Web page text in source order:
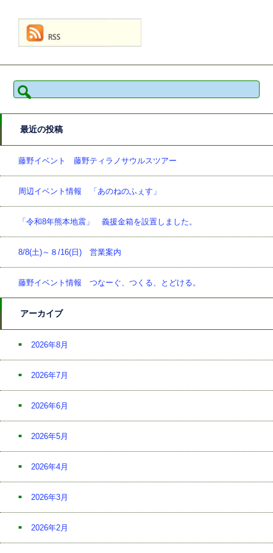
検
索:
最近の投稿
藤野イベント 藤野ティラノサウルスツアー
周辺イベント情報 「あのねのふぇす」
「令和8年熊本地震」 義援金箱を設置しました。
8/8(土)～８/16(日) 営業案内
藤野イベント情報 つなーぐ、つくる、とどける。
アーカイブ
2026年8月
2026年7月
2026年6月
2026年5月
2026年4月
2026年3月
2026年2月